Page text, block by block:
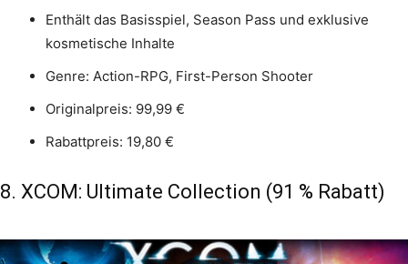
Enthält das Basisspiel, Season Pass und exklusive
kosmetische Inhalte
Genre: Action-RPG, First-Person Shooter
Originalpreis: 99,99 €
Rabattpreis: 19,80 €
8. XCOM: Ultimate Collection (91 % Rabatt)